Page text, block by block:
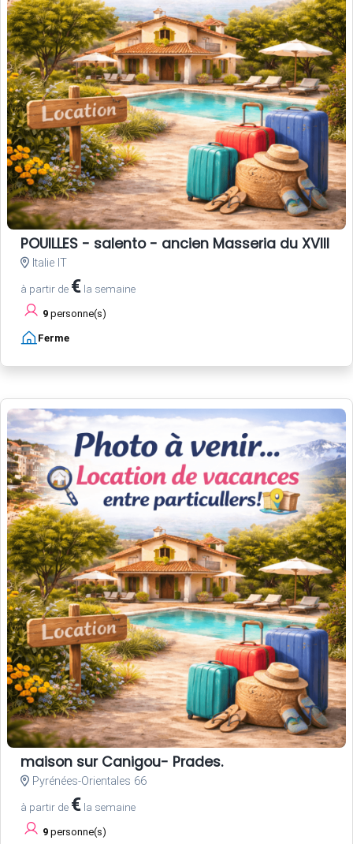
POUILLES - salento - ancien Masseria du XVIII
Italie IT
à partir de € la semaine
9 personne(s)
Ferme
maison sur Canigou- Prades.
Pyrénées-Orientales 66
à partir de € la semaine
9 personne(s)